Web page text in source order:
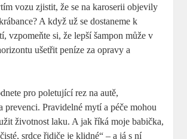
vozu zjistit, že se na karoserii objevily
A když už se dostaneme k
vzpomeňte si, že lepší šampon může v
ušetřit peníze za opravy a
pro poletující rez na autě,
prevenci. Pravidelné mytí a péče mohou
životnost laku. A jak říká moje babička,
srdce řidiče je klidné“ – a já s ní